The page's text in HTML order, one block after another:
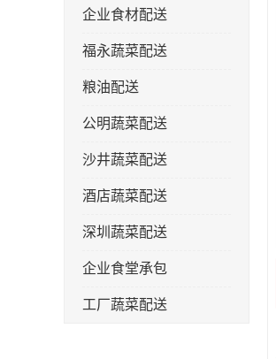
企业食材配送
福永蔬菜配送
粮油配送
公明蔬菜配送
沙井蔬菜配送
酒店蔬菜配送
深圳蔬菜配送
企业食堂承包
工厂蔬菜配送